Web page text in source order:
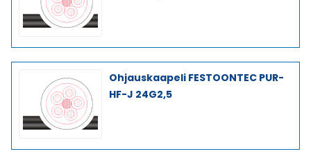
Ohjauskaapeli FESTOONTEC PUR-
HF-J 24G2,5